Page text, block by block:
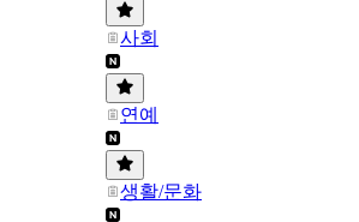
사회
연예
생활/문화